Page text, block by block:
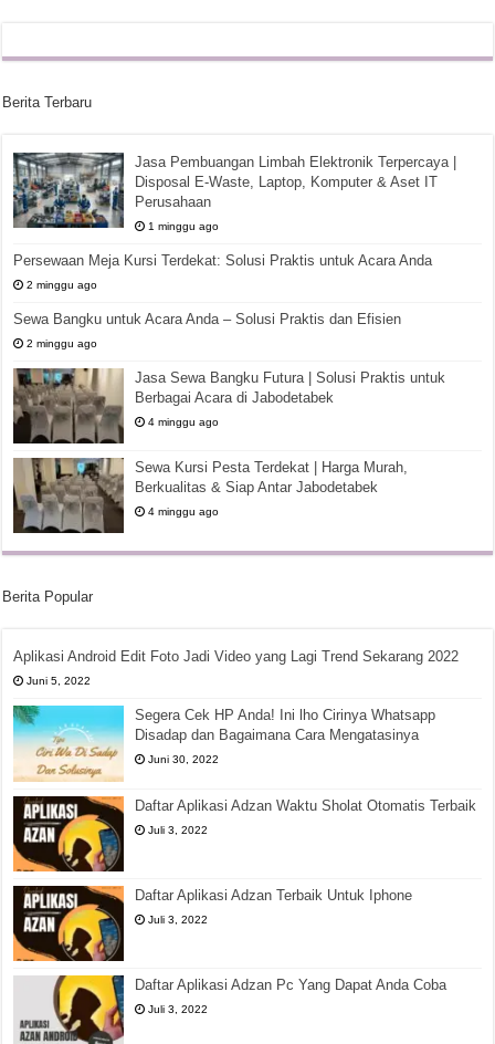
Berita Terbaru
Jasa Pembuangan Limbah Elektronik Terpercaya |
Disposal E-Waste, Laptop, Komputer & Aset IT
Perusahaan
1 minggu ago
Persewaan Meja Kursi Terdekat: Solusi Praktis untuk Acara Anda
2 minggu ago
Sewa Bangku untuk Acara Anda – Solusi Praktis dan Efisien
2 minggu ago
Jasa Sewa Bangku Futura | Solusi Praktis untuk
Berbagai Acara di Jabodetabek
4 minggu ago
Sewa Kursi Pesta Terdekat | Harga Murah,
Berkualitas & Siap Antar Jabodetabek
4 minggu ago
Berita Popular
Aplikasi Android Edit Foto Jadi Video yang Lagi Trend Sekarang 2022
Juni 5, 2022
Segera Cek HP Anda! Ini lho Cirinya Whatsapp
Disadap dan Bagaimana Cara Mengatasinya
Juni 30, 2022
Daftar Aplikasi Adzan Waktu Sholat Otomatis Terbaik
Juli 3, 2022
Daftar Aplikasi Adzan Terbaik Untuk Iphone
Juli 3, 2022
Daftar Aplikasi Adzan Pc Yang Dapat Anda Coba
Juli 3, 2022